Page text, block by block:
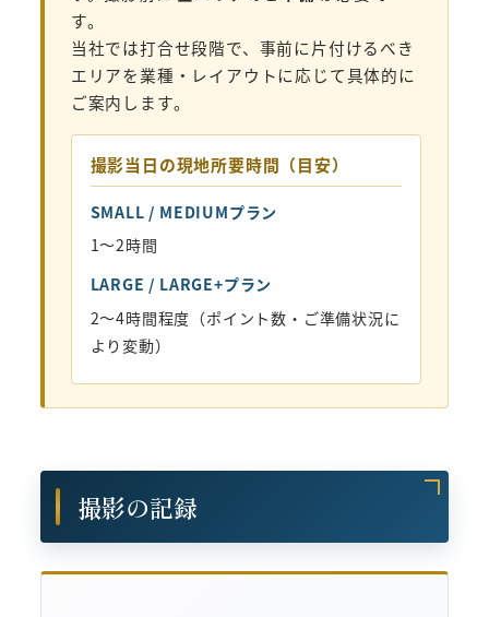
す。
当社では打合せ段階で、事前に片付けるべき
エリアを業種・レイアウトに応じて具体的に
ご案内します。
撮影当日の現地所要時間（目安）
SMALL / MEDIUMプラン
1〜2時間
LARGE / LARGE+プラン
2〜4時間程度（ポイント数・ご準備状況に
より変動）
撮影の記録